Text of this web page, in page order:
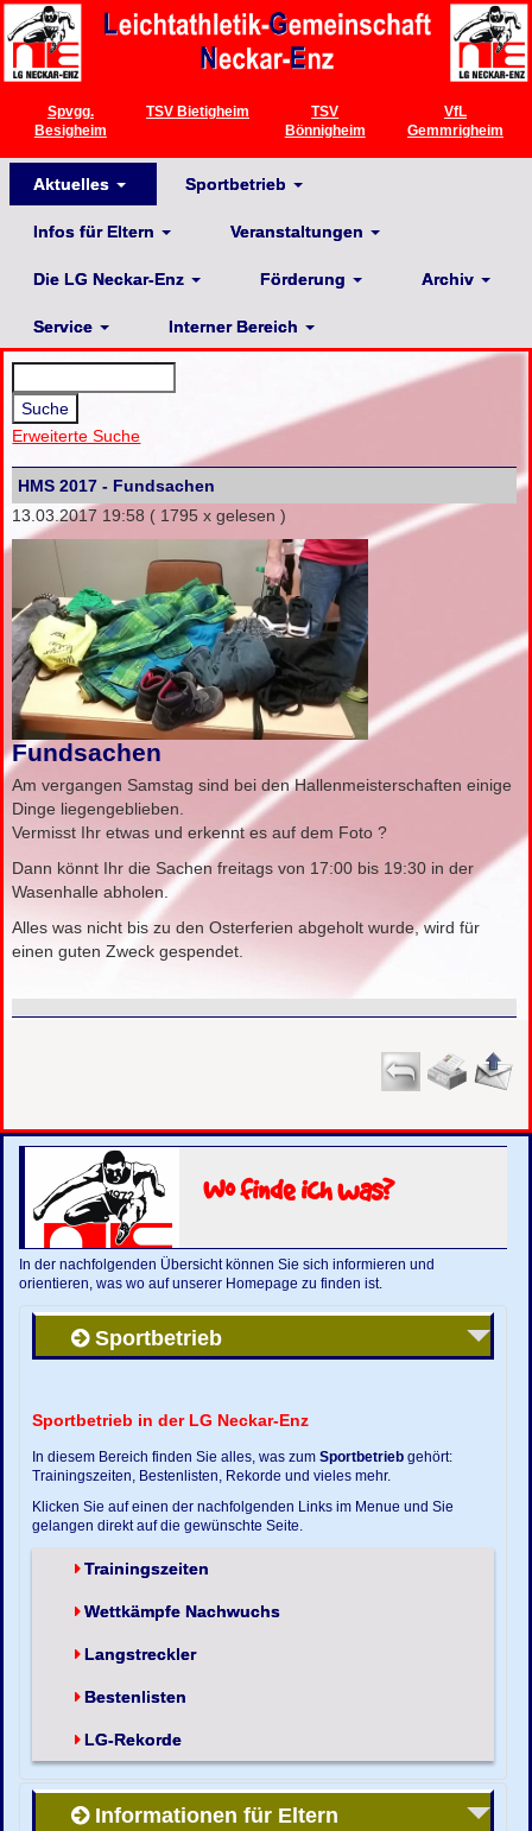
Spvgg.
Besigheim
TSV Bietigheim
TSV
Bönnigheim
VfL
Gemmrigheim
Aktuelles Sportbetrieb
Infos für Eltern Veranstaltungen
Die LG Neckar-Enz Förderung Archiv
Service Interner Bereich
Erweiterte Suche
HMS 2017 - Fundsachen
13.03.2017 19:58 ( 1795 x gelesen )
Fundsachen
Am vergangen Samstag sind bei den Hallenmeisterschaften einige
Dinge liegengeblieben.
Vermisst Ihr etwas und erkennt es auf dem Foto ?
Dann könnt Ihr die Sachen freitags von 17:00 bis 19:30 in der
Wasenhalle abholen.
Alles was nicht bis zu den Osterferien abgeholt wurde, wird für
einen guten Zweck gespendet.
Wo finde ich was?
In der nachfolgenden Übersicht können Sie sich informieren und
orientieren, was wo auf unserer Homepage zu finden ist.
Sportbetrieb
Sportbetrieb in der LG Neckar-Enz
In diesem Bereich finden Sie alles, was zumSportbetrieb gehört:
Trainingszeiten, Bestenlisten, Rekorde und vieles mehr.
Klicken Sie auf einen der nachfolgenden Links im Menue und Sie
gelangen direkt auf die gewünschte Seite.
Trainingszeiten
Wettkämpfe Nachwuchs
Langstreckler
Bestenlisten
LG-Rekorde
Informationen für Eltern